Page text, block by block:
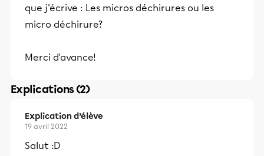
que j'écrive : Les micros déchirures ou les
micro déchirure?
Merci d'avance!
Explications (2)
Explication d’élève
19 avril 2022
Salut :D